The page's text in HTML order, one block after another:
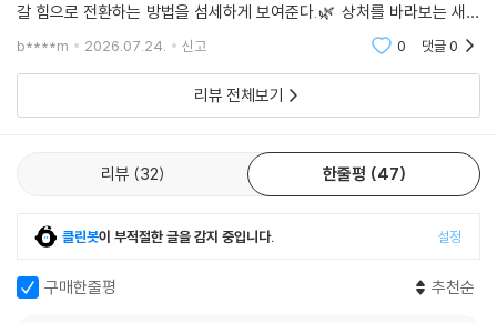
갈 힘으로 전환하는 방법을 섬세하게 보여준다.🌿 상처를 바라보는 새로
운 시선이 책이 특별한 이유는, 상처를 극복의 대상으로만 보지 않는다는
b****m 2026.07.24. 신고 0 댓글0
리뷰 전체보기
리뷰 32 한줄평 47
클린봇이 부적절한 글을 감지 중입니다. 설정
구매한줄평 추천순